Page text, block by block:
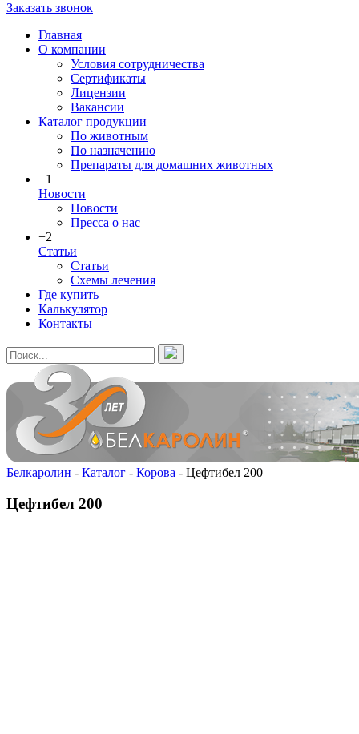
Заказать звонок
Главная
О компании
Условия сотрудничества
Сертификаты
Лицензии
Вакансии
Каталог продукции
По животным
По назначению
Препараты для домашних животных
+1
Новости
Новости
Пресса о нас
+2
Статьи
Статьи
Схемы лечения
Где купить
Калькулятор
Контакты
Белкаролин - Каталог - Корова - Цефтибел 200
Цефтибел 200